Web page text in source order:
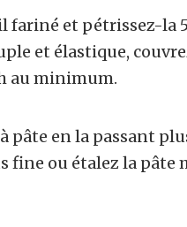
fariné et pétrissez-la
et élastique,
au minimum.
pâte en la passant
fine ou étalez la pâte